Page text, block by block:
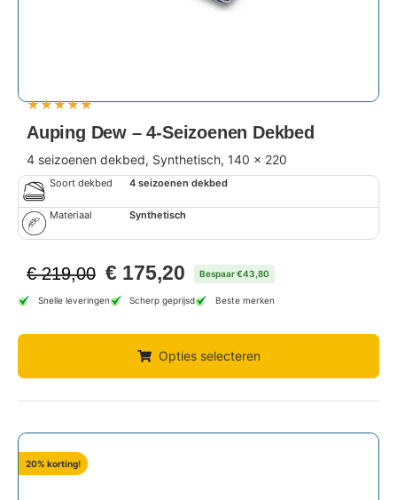
★★★★★
Auping Dew – 4-Seizoenen Dekbed
4 seizoenen dekbed, Synthetisch, 140 x 220
Soort dekbed 4 seizoenen dekbed
Materiaal Synthetisch
€219,00 € 175,20 Bespaar €43,80
Snelle leveringen Scherp geprijsd Beste merken
Opties selecteren
20% korting!